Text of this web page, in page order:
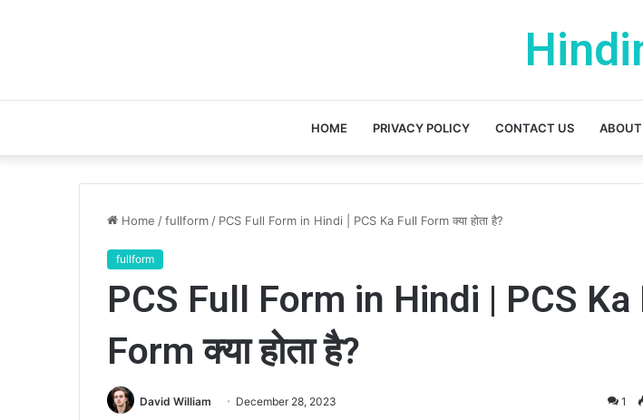
HOME PRIVACY POLICY CONTACT US
Home /fullform / PCS Full Form in Hindi | PCS Ka Full Form क्या होता है?
fullform
PCS Full Form in Hindi | PCS Ka
Form क्या होता है?
David William December 28, 2023 1